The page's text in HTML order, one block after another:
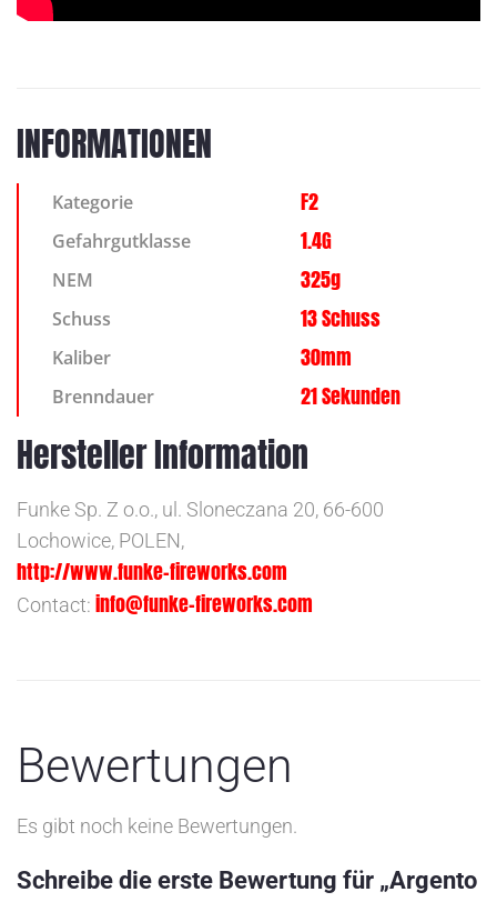
INFORMATIONEN
Kategorie F2
Gefahrgutklasse 1.4G
NEM 325g
Schuss 13 Schuss
Kaliber 30mm
Brenndauer 21 Sekunden
Hersteller Information
Funke Sp. Z o.o., ul. Sloneczana 20, 66-600
Lochowice, POLEN,
http://www.funke-fireworks.com
Contact: info@funke-fireworks.com
Bewertungen
Es gibt noch keine Bewertungen.
Schreibe die erste Bewertung für „Argento